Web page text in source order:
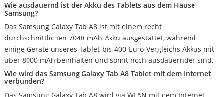
Wie ausdauernd ist der Akku des Tablets aus dem Hause
Samsung?
Das Samsung Galaxy Tab A8 ist mit einem recht
durchschnittlichen 7040-mAh-Akku ausgestattet, während
einige Geräte unseres Tablet-bis-400-Euro-Vergleichs Akkus mit
über 8000 mAh beinhalten und somit noch ausdauernder sind.
Wie wird das Samsung Galaxy Tab A8 Tablet mit dem Internet
verbunden?
Das Samsung Galaxy Tab A8 wird via WLAN mit dem Internet